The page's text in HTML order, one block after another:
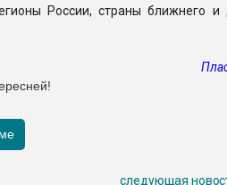
России, страны ближнего и
следующая